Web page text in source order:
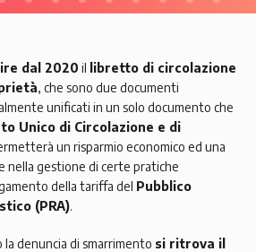
dal 2020 il libretto di circolazione
, che sono due documenti
unificati in un solo documento che
Unico di Circolazione e di
un risparmio economico ed una
nella gestione di certe pratiche
della tariffa del Pubblico
(PRA).
denuncia di smarrimento si ritrova il